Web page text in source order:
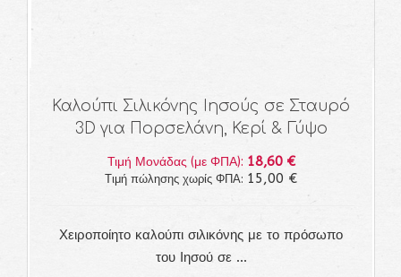
Καλούπι Σιλικόνης Ιησούς σε Σταυρό
3D για Πορσελάνη, Κερί & Γύψο
Τιμή Μονάδας (με ΦΠΑ): 18,60 €
Τιμή πώλησης χωρίς ΦΠΑ: 15,00 €
Χειροποίητο καλούπι σιλικόνης με το πρόσωπο
του Ιησού σε ...